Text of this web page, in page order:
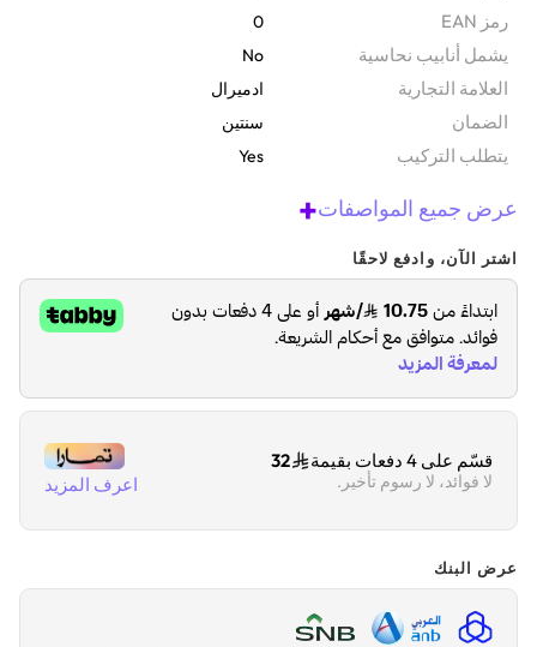
رمز EAN 0
يشمل أنابيب نحاسية No
‫العلامة التجارية ادميرال
الضمان‬ سنتين
يتطلب التركيب Yes
عرض جميع المواصفات+
اشتر الآن، وادفع لاحقًا
قسّم على 4 دفعات بقيمة 32
لا فوائد، لا رسوم تأخير. اعرف المزيد
عرض البنك